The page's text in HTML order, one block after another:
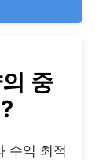
중
수익 최적